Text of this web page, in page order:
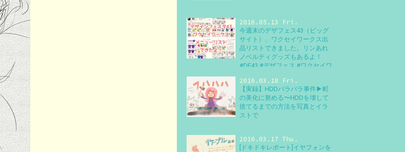
2016.05.13 Fri.
今週末のデザフェス43（ビッグ
サイト）、ワクセイワークス出
品リストできました。リンあれ
ノベルティグッズもあるよ！
#DF43 #デザフェス #ワクセイワ
2016.03.18 Fri.
【実録】HDDバラバラ事件▶町
の美化に努める〜HDDを壊して
捨てるまでの方法を写真とイラ
ストで
2016.03.17 Thu.
[ドキドキレポート]イヤフォンを